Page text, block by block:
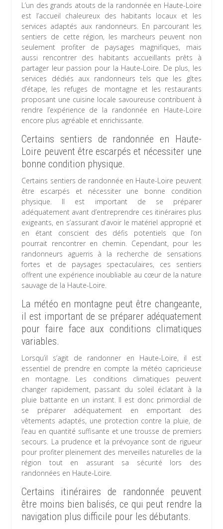
L’un des grands atouts de la randonnée en Haute-Loire
est l’accueil chaleureux des habitants locaux et les
services adaptés aux randonneurs. En parcourant les
sentiers de cette région, les marcheurs peuvent non
seulement profiter de paysages magnifiques, mais
aussi rencontrer des habitants accueillants prêts à
partager leur passion pour la Haute-Loire. De plus, les
services dédiés aux randonneurs tels que les gîtes
d’étape, les refuges de montagne et les restaurants
proposant une cuisine locale savoureuse contribuent à
rendre l’expérience de la randonnée en Haute-Loire
encore plus agréable et enrichissante.
Certains sentiers de randonnée en Haute-
Loire peuvent être escarpés et nécessiter une
bonne condition physique.
Certains sentiers de randonnée en Haute-Loire peuvent
être escarpés et nécessiter une bonne condition
physique. Il est important de se préparer
adéquatement avant d’entreprendre ces itinéraires plus
exigeants, en s’assurant d’avoir le matériel approprié et
en étant conscient des défis potentiels que l’on
pourrait rencontrer en chemin. Cependant, pour les
randonneurs aguerris à la recherche de sensations
fortes et de paysages spectaculaires, ces sentiers
offrent une expérience inoubliable au cœur de la nature
sauvage de la Haute-Loire.
La météo en montagne peut être changeante,
il est important de se préparer adéquatement
pour faire face aux conditions climatiques
variables.
Lorsqu’il s’agit de randonner en Haute-Loire, il est
essentiel de prendre en compte la météo capricieuse
en montagne. Les conditions climatiques peuvent
changer rapidement, passant du soleil éclatant à la
pluie battante en un instant. Il est donc primordial de
se préparer adéquatement en emportant des
vêtements adaptés, une protection contre la pluie, de
l’eau en quantité suffisante et une trousse de premiers
secours. La prudence et la prévoyance sont de rigueur
pour profiter pleinement des merveilles naturelles de la
région tout en assurant sa sécurité lors des
randonnées en Haute-Loire.
Certains itinéraires de randonnée peuvent
être moins bien balisés, ce qui peut rendre la
navigation plus difficile pour les débutants.